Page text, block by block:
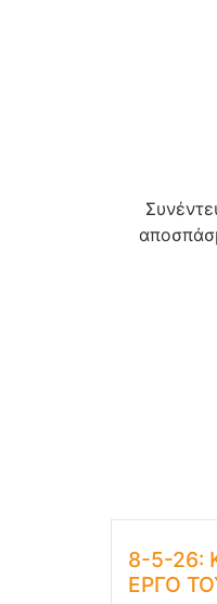
8-5-26:
ΕΡΓΟ